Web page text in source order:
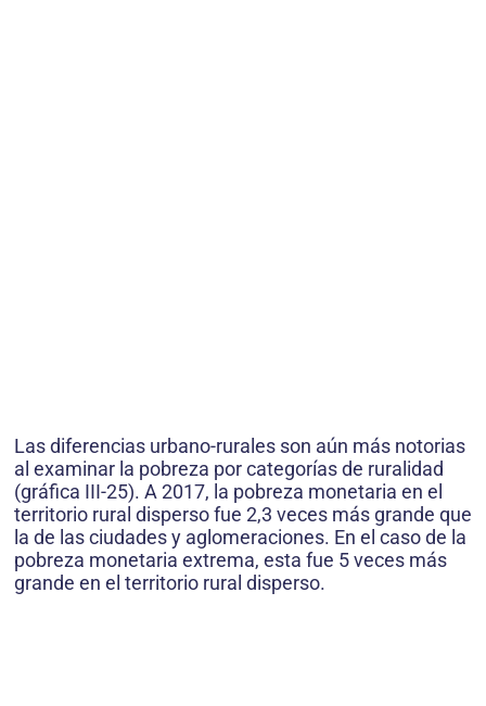
Las diferencias urbano-rurales son aún más notorias
al examinar la pobreza por categorías de ruralidad
(gráfica III-25). A 2017, la pobreza monetaria en el
territorio rural disperso fue 2,3 veces más grande que
la de las ciudades y aglomeraciones. En el caso de la
pobreza monetaria extrema, esta fue 5 veces más
grande en el territorio rural disperso.